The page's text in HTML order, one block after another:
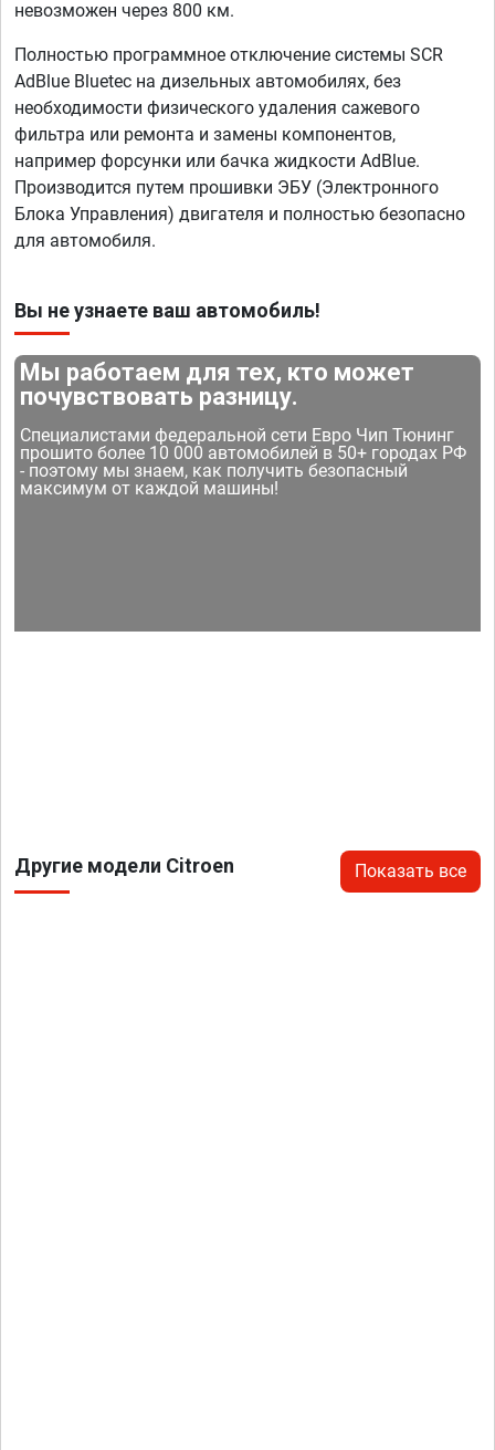
невозможен через 800 км.
Полностью программное отключение системы SCR
AdBlue Bluetec на дизельных автомобилях, без
необходимости физического удаления сажевого
фильтра или ремонта и замены компонентов,
например форсунки или бачка жидкости AdBlue.
Производится путем прошивки ЭБУ (Электронного
Блока Управления) двигателя и полностью безопасно
для автомобиля.
Вы не узнаете ваш автомобиль!
Мы работаем для тех, кто может
почувствовать разницу.
Специалистами федеральной сети Евро Чип Тюнинг
прошито более 10 000 автомобилей в 50+ городах РФ
- поэтому мы знаем, как получить безопасный
максимум от каждой машины!
Другие модели Citroen Показать все